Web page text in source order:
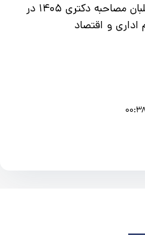
دومین روز حضور داوطلبان مصاحبه دکتری ۱۴۰۵ در
و اقتصاد